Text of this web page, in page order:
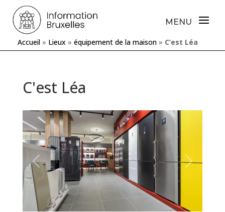
Accueil » Lieux » équipement de la maison » C’est Léa
C'est Léa
Précédente Prochaine